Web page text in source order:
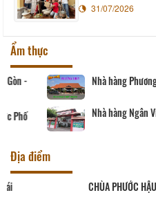
31/07/2026
Ẩm thực
Nhà hàng Phương Thủy
Nhà hàng Ngân Vinh
Địa điểm
CHÙA PHƯỚC HẬU